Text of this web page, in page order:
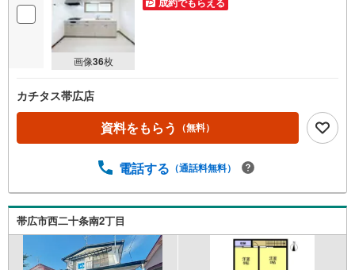
画像36枚
カチタス帯広店
資料をもらう （無料）
電話する （通話料無料）
帯広市西二十条南2丁目